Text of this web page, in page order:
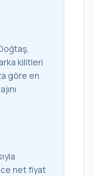
kilitleri
göre en
net fiyat